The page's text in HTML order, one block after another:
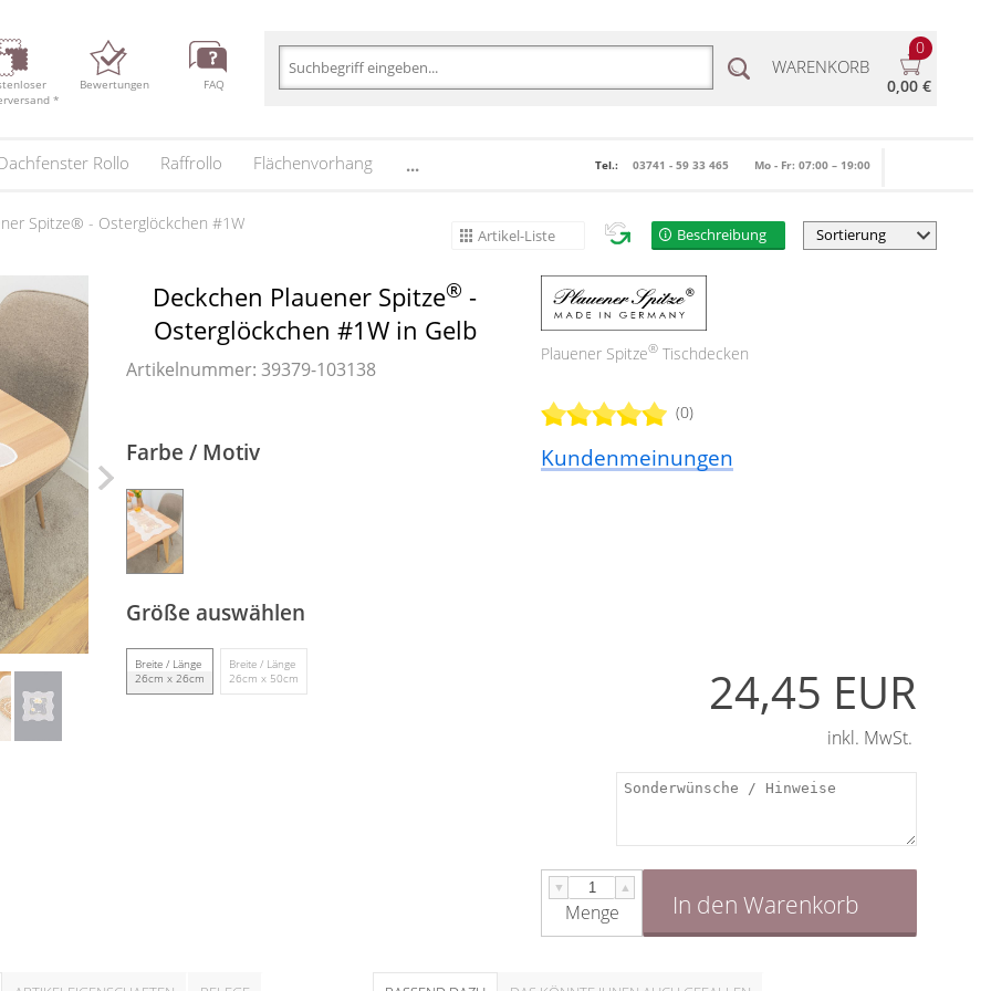
*
Bewertungen FAQ
0
WARENKORB
0,00 €
Rollo Raffrollo Flächenvorhang ... Tel.: 03741 - 59 33 465 Mo - Fr: 07:00 – 19:00
Spitze® - Osterglöckchen #1W
Artikel-Liste Beschreibung
Deckchen Plauener Spitze® -
Osterglöckchen #1W in Gelb
Artikelnummer: 39379-103138
Farbe / Motiv
Größe auswählen
Breite / Länge
26cm x 26cm
Breite / Länge
26cm x 50cm
Plauener Spitze® Tischdecken
(0)
Kundenmeinungen
24,45 EUR
inkl. MwSt.
▼ ▲
Menge In den Warenkorb